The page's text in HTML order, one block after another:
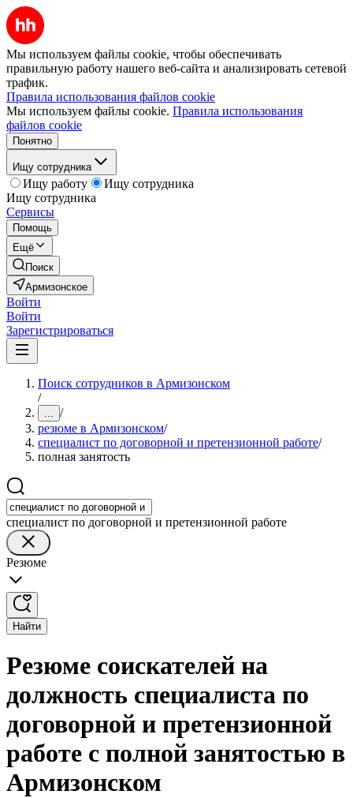
Мы используем файлы cookie, чтобы обеспечивать
правильную работу нашего веб-сайта и анализировать сетевой
трафик.
Правила использования файлов cookie
Мы используем файлы cookie. Правила использования
файлов cookie
Понятно
Ищу сотрудника
Ищу работу
Ищу сотрудника
Ищу сотрудника
Сервисы
Помощь
Ещё
Поиск
Армизонское
Войти
Войти
Зарегистрироваться
Поиск сотрудников в Армизонском
/
... /
резюме в Армизонском/
специалист по договорной и претензионной работе/
полная занятость
специалист по договорной и претензионной работе
Резюме
Найти
Резюме соискателей на
должность специалиста по
договорной и претензионной
работе с полной занятостью в
Армизонском